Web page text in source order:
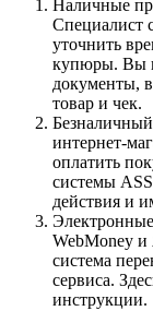
Наличные
Специалист
уточнить
купюры. Вы
документы,
товар и чек.
интернет-
оплатить
системы
действия и
WebMoney
система
сервиса.
инструкции.